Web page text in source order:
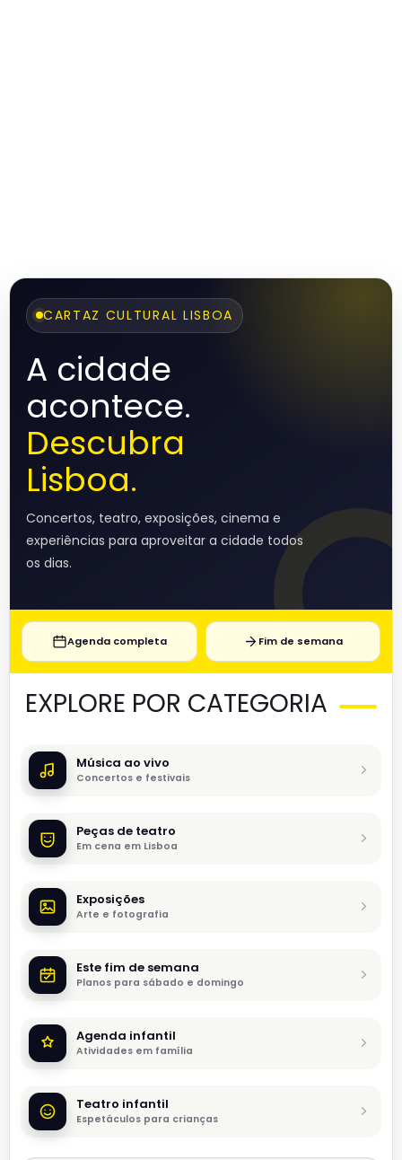
CARTAZ CULTURAL LISBOA
A cidade
acontece.
Descubra
Lisboa.
Concertos, teatro, exposições, cinema e
experiências para aproveitar a cidade todos
os dias.
Agenda completa Fim de semana
EXPLORE POR CATEGORIA
Música ao vivo
Concertos e festivais
Peças de teatro
Em cena em Lisboa
Exposições
Arte e fotografia
Este fim de semana
Planos para sábado e domingo
Agenda infantil
Atividades em família
Teatro infantil
Espetáculos para crianças